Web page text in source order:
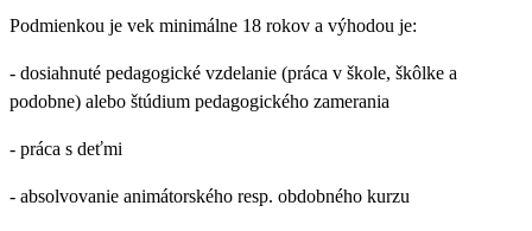
Podmienkou je vek minimálne 18 rokov a výhodou je:
- dosiahnuté pedagogické vzdelanie (práca v škole, škôlke a
podobne) alebo štúdium pedagogického zamerania
- práca s deťmi
- absolvovanie animátorského resp. obdobného kurzu